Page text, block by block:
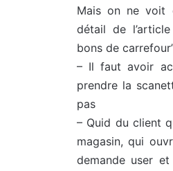
Mais on ne voit
détail de
bons de
– Il faut avoir
prendre la
pas
– Quid du client
magasin, qui
demande user